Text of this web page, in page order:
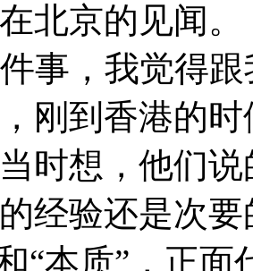
北京的见闻。
事，我觉得跟
刚到香港的
时想，他们
经验还是次
“本质”，正